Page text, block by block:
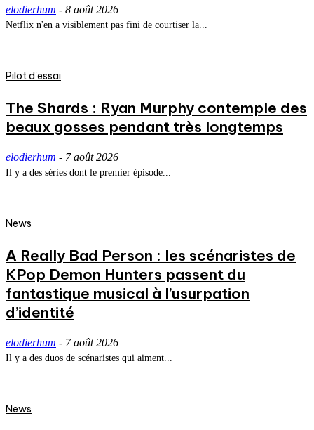
elodierhum - 8 août 2026
Netflix n'en a visiblement pas fini de courtiser la...
Pilot d'essai
The Shards : Ryan Murphy contemple des
beaux gosses pendant très longtemps
elodierhum - 7 août 2026
Il y a des séries dont le premier épisode...
News
A Really Bad Person : les scénaristes de
KPop Demon Hunters passent du
fantastique musical à l’usurpation
d’identité
elodierhum - 7 août 2026
Il y a des duos de scénaristes qui aiment...
News